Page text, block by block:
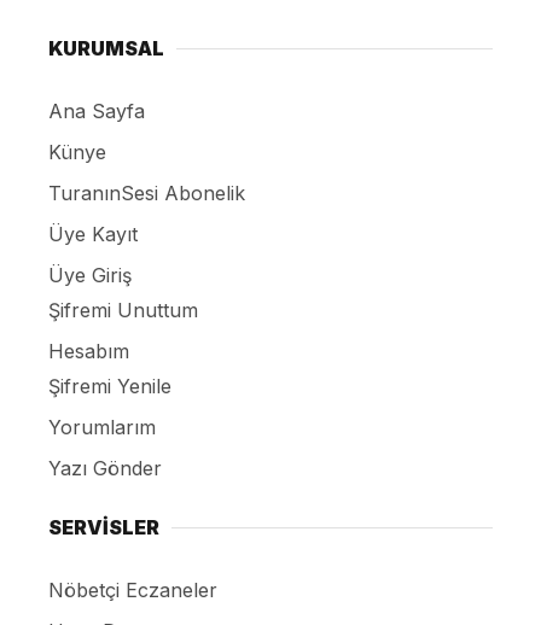
KURUMSAL
Ana Sayfa
Künye
TuranınSesi Abonelik
Üye Kayıt
Üye Giriş
Şifremi Unuttum
Hesabım
Şifremi Yenile
Yorumlarım
Yazı Gönder
SERVİSLER
Nöbetçi Eczaneler